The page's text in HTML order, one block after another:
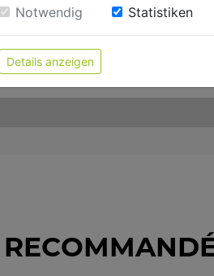
Notwendig Statistiken
Details anzeigen